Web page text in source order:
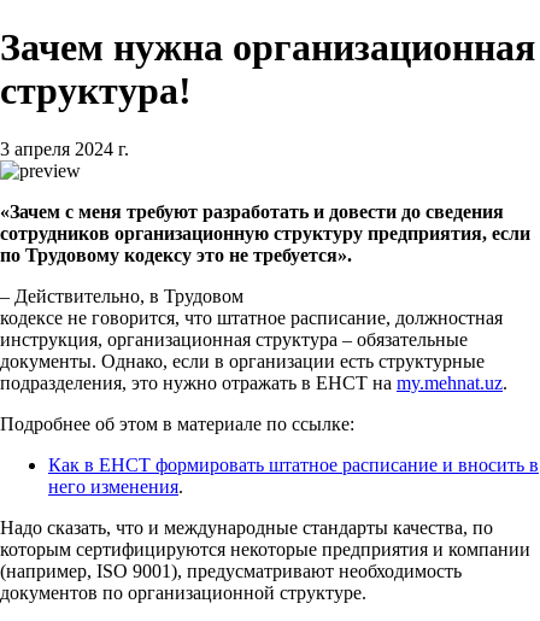
Зачем нужна организационная
структура!
3 апреля 2024 г.
«Зачем с меня требуют разработать и довести до сведения
сотрудников организационную структуру предприятия, если
по Трудовому кодексу это не требуется».
– Действительно, в Трудовом
кодексе не говорится, что штатное расписание, должностная
инструкция, организационная структура – обязательные
документы. Однако, если в организации есть структурные
подразделения, это нужно отражать в ЕНСТ на my.mehnat.uz.
Подробнее об этом в материале по ссылке:
Как в ЕНСТ формировать штатное расписание и вносить в
него изменения.
Надо сказать, что и международные стандарты качества, по
которым сертифицируются некоторые предприятия и компании
(например, ISO 9001), предусматривают необходимость
документов по организационной структуре.